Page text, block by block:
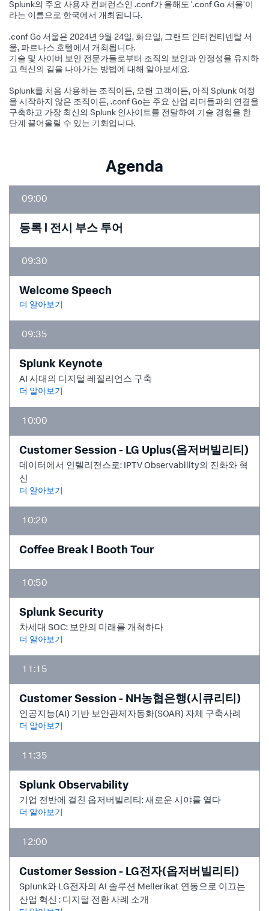
Splunk의 주요 사용자 컨퍼런스인 .conf가 올해도 '.conf Go 서울'이
라는 이름으로 한국에서 개최됩니다.
.conf Go 서울은 2024년 9월 24일, 화요일, 그랜드 인터컨티넨탈 서
울, 파르나스 호텔에서 개최됩니다.
기술 및 사이버 보안 전문가들로부터 조직의 보안과 안정성을 유지하
고 혁신의 길을 나아가는 방법에 대해 알아보세요.
Splunk를 처음 사용하는 조직이든, 오랜 고객이든, 아직 Splunk 여정
을 시작하지 않은 조직이든, .conf Go는 주요 산업 리더들과의 연결을
구축하고 가장 최신의 Splunk 인사이트를 전달하여 기술 경험을 한
단계 끌어올릴 수 있는 기회입니다.
Agenda
09:00
등록 l 전시 부스 투어
09:30
Welcome Speech
더 알아보기
09:35
Splunk Keynote
AI 시대의 디지털 레질리언스 구축
더 알아보기
10:00
Customer Session - LG Uplus(옵저버빌리티)
데이터에서 인텔리전스로: IPTV Observability의 진화와 혁
신
더 알아보기
10:20
Coffee Break l Booth Tour
10:50
Splunk Security
차세대 SOC: 보안의 미래를 개척하다
더 알아보기
11:15
Customer Session - NH농협은행(시큐리티)
인공지능(AI) 기반 보안관제자동화(SOAR) 자체 구축사례
더 알아보기
11:35
Splunk Observability
기업 전반에 걸친 옵저버빌리티: 새로운 시야를 열다
더 알아보기
12:00
Customer Session - LG전자(옵저버빌리티)
Splunk와 LG전자의 AI 솔루션 Mellerikat 연동으로 이끄는
산업 혁신 : 디지털 전환 사례 소개